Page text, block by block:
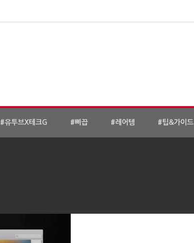
#유투브X테크G #삐끕 #레어템 #팁&가이드